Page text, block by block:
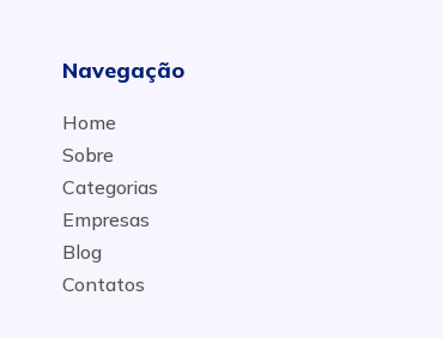
Navegação
Home
Sobre
Categorias
Empresas
Blog
Contatos